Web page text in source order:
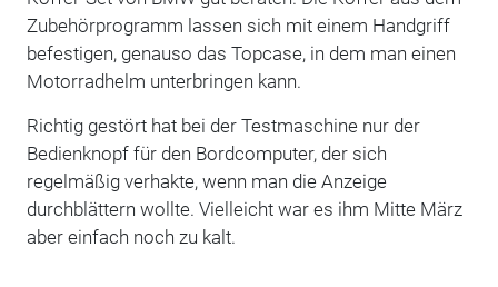
Zubehörprogramm lassen sich mit einem Handgriff
befestigen, genauso das Topcase, in dem man einen
Motorradhelm unterbringen kann.
Richtig gestört hat bei der Testmaschine nur der
Bedienknopf für den Bordcomputer, der sich
regelmäßig verhakte, wenn man die Anzeige
durchblättern wollte. Vielleicht war es ihm Mitte März
aber einfach noch zu kalt.